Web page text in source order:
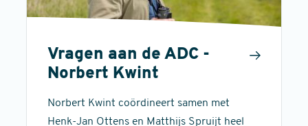
Vragen aan de ADC -
Norbert Kwint
Norbert Kwint coördineert samen met
Henk-Jan Ottens en Matthijs Spruijt heel